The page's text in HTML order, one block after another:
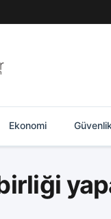
Ekonomi Güvenlik